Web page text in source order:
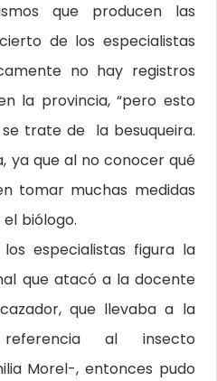
que producen las
de los especialistas
no hay registros
la provincia, “pero esto
trate de la besuqueira.
ya que al no conocer qué
tomar muchas medidas
biólogo.
especialistas figura la
que atacó a la docente
que llevaba a la
al insecto
Morel-, entonces pudo